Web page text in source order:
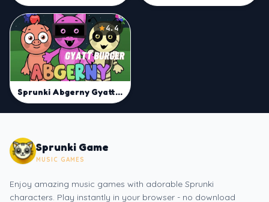
4.4
Sprunki Abgerny Gyatt Burger | Mix Sprunki Beats Now
Sprunki Game
MUSIC GAMES
Enjoy amazing music games with adorable Sprunki
characters. Play instantly in your browser - no download